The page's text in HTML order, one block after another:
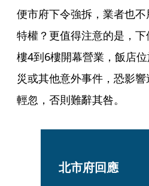
便市府下令強拆，業者也
特權？更值得注意的是，
樓4到6樓開幕營業，飯店
災或其他意外事件，恐影
輕忽，否則難辭其咎。
北市府回應